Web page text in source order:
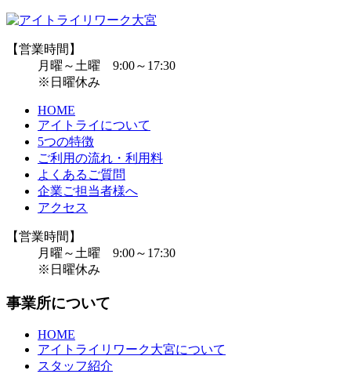
【営業時間】
月曜～土曜 9:00～17:30
※日曜休み
HOME
アイトライについて
5つの特徴
ご利用の流れ・利用料
よくあるご質問
企業ご担当者様へ
アクセス
【営業時間】
月曜～土曜 9:00～17:30
※日曜休み
事業所について
HOME
アイトライリワーク大宮について
スタッフ紹介